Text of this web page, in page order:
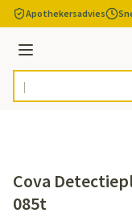
Ga naar de inhoud
Apothekersadvies
Menu
Product, merk,
Cova
085t